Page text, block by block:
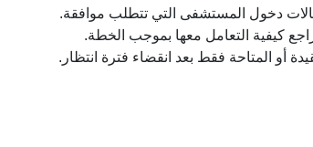
دخول المستشفى التي تتطلب موافقة.
كيفية التعامل معها بموجب الخطة.
أو المتاحة فقط بعد انقضاء فترة انتظار.